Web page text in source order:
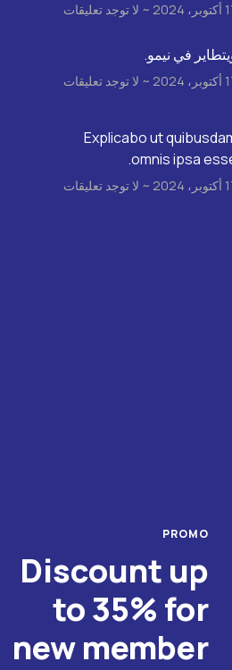
2024 لا توجد تعليقات
في نيمو.
2024 لا توجد تعليقات
Explicabo ut
omnis ipsa
2024 لا توجد تعليقات
PROMO
Discount up
to 35% for
new member